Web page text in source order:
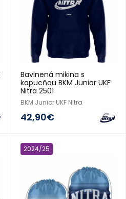
Bavlnená mikina s
kapucňou BKM Junior UKF
Nitra 2501
BKM Junior UKF Nitra
42,90€
2024/25